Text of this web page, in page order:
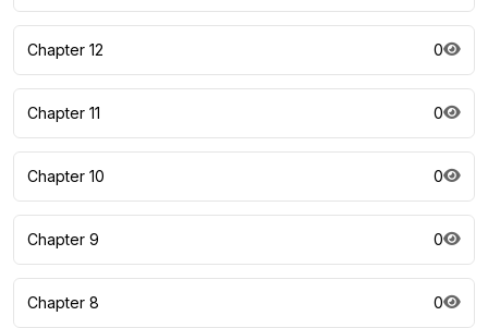
Chapter 12 0
Chapter 11 0
Chapter 10 0
Chapter 9 0
Chapter 8 0